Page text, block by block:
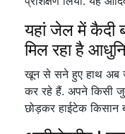
यहां जेल में कैदी
मिल रहा है
खून से सने हुए हाथ अब
कर रहे हैं. अपने किसी
छोड़कर हाईटेक किसान